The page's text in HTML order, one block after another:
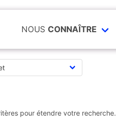
NOUS CONNAÎTRE
pour étendre votre recherche.